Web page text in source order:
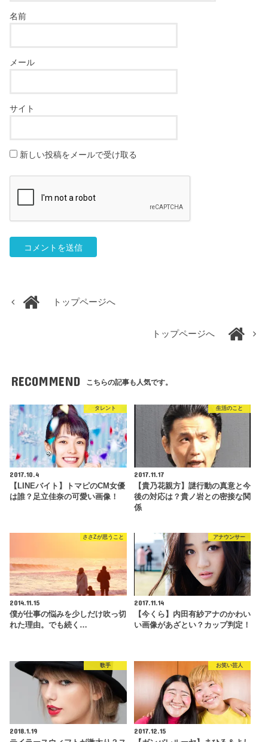
名前
メール
サイト
新しい投稿をメールで受け取る
トップページへ
トップページへ
RECOMMEND こちらの記事も人気です。
タレント
2017.10.4
【LINEバイト】トマピのCM女優
は誰？足立佳奈の可愛い画像！
生活のこと
2017.11.17
【貴乃花親方】謎行動の真意と今
後の対応は？貴ノ岩との密接な関
係
ささZが思うこと
2014.11.15
僕が仕事の悩みを少しだけ吹っ切
れた理由。でも続く…
アナウンサー
2017.11.14
【今くら】内田有紗アナのかわい
い画像があざとい？カップ判定！
歌手
2018.1.19
お笑い芸人
2017.12.15